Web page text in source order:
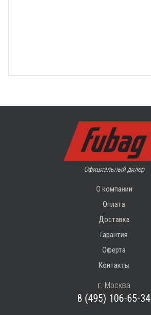
Официальный дилер
О компании
Оплата
Доставка
Гарантия
Оферта
Контакты
г. Москва
8 (495) 106-65-34